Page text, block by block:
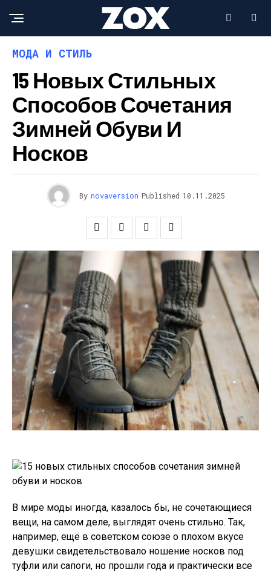
МОДА И СТИЛЬ
15 Новых Стильных
Способов Сочетания
Зимней Обуви И
Носков
By novaversion Published 10.11.2025
В мире моды иногда, казалось бы, не сочетающиеся
вещи, на самом деле, выглядят очень стильно. Так,
например, ещё в советском союзе о плохом вкусе
девушки свидетельствовало ношение носков под
туфли или сапоги, но прошли года и практически все